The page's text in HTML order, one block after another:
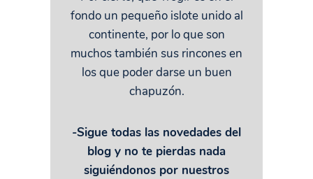
fondo un pequeño islote unido al
continente, por lo que son
muchos también sus rincones en
los que poder darse un buen
chapuzón.
-Sigue todas las novedades del
blog y no te pierdas nada
siguiéndonos por nuestros